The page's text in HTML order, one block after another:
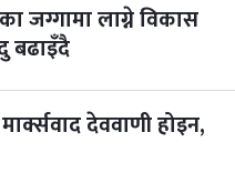
जग्गामा लाग्ने विकास
बढाइँदै
देववाणी होइन,